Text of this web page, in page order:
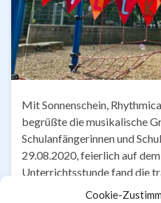
Cookie-
Mit Sonnenschein,
begrüßte die musikalische
Schulanfängerinnen und
29.08.2020, feierlich auf
Unterrichtsstunde fand die
Schultüten dieses Jahr von